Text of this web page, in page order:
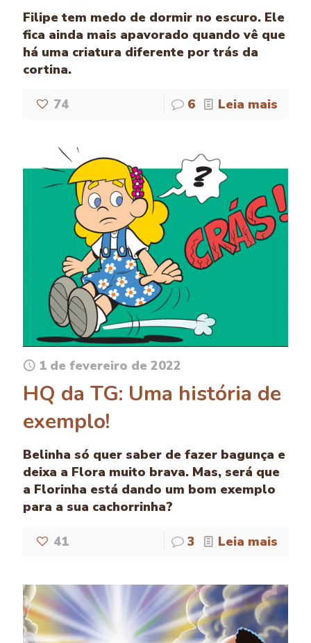
Filipe tem medo de dormir no escuro. Ele
fica ainda mais apavorado quando vê que
há uma criatura diferente por trás da
cortina.
74 6 Leia mais
1 de fevereiro de 2022
HQ da TG: Uma história de
exemplo!
Belinha só quer saber de fazer bagunça e
deixa a Flora muito brava. Mas, será que
a Florinha está dando um bom exemplo
para a sua cachorrinha?
41 3 Leia mais